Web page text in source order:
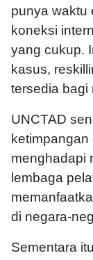
punya waktu
koneksi
yang cukup.
kasus,
tersedia bagi
UNCTAD
menghadapi
lembaga
di negara-
Sementara